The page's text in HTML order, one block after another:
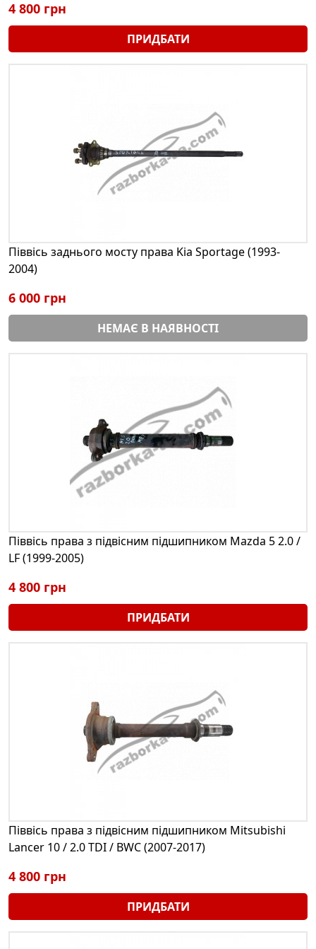
4 800 грн
ПРИДБАТИ
Піввісь заднього мосту права Kia Sportage (1993-
2004)
6 000 грн
НЕМАЄ В НАЯВНОСТІ
Піввісь права з підвісним підшипником Mazda 5 2.0 /
LF (1999-2005)
4 800 грн
ПРИДБАТИ
Піввісь права з підвісним підшипником Mitsubishi
Lancer 10 / 2.0 TDI / BWC (2007-2017)
4 800 грн
ПРИДБАТИ